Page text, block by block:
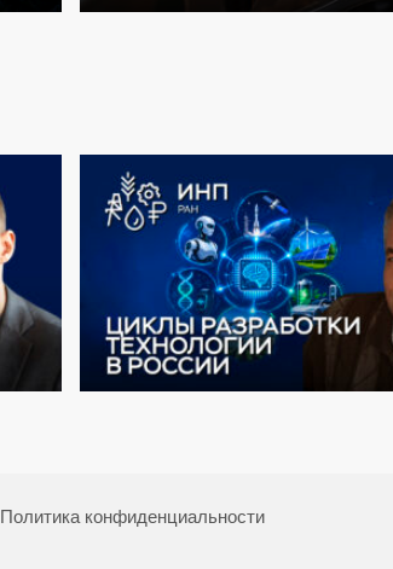
Политика конфиденциальности